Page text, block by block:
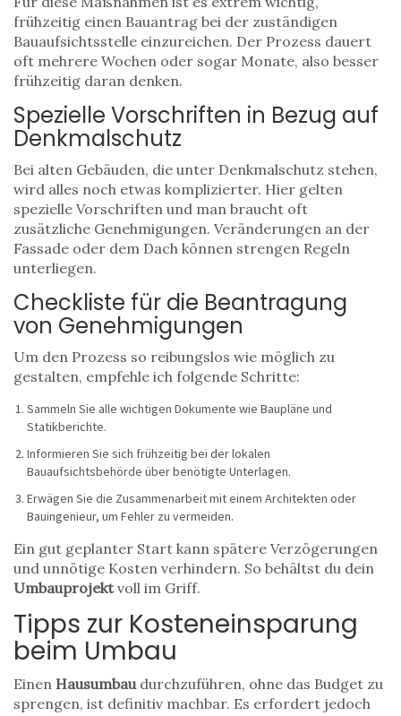
frühzeitig einen Bauantrag bei der zuständigen
Bauaufsichtsstelle einzureichen. Der Prozess dauert
oft mehrere Wochen oder sogar Monate, also besser
frühzeitig daran denken.
Spezielle Vorschriften in Bezug auf
Denkmalschutz
Bei alten Gebäuden, die unter Denkmalschutz stehen,
wird alles noch etwas komplizierter. Hier gelten
spezielle Vorschriften und man braucht oft
zusätzliche Genehmigungen. Veränderungen an der
Fassade oder dem Dach können strengen Regeln
unterliegen.
Checkliste für die Beantragung
von Genehmigungen
Um den Prozess so reibungslos wie möglich zu
gestalten, empfehle ich folgende Schritte:
Sammeln Sie alle wichtigen Dokumente wie Baupläne und
Statikberichte.
Informieren Sie sich frühzeitig bei der lokalen
Bauaufsichtsbehörde über benötigte Unterlagen.
Erwägen Sie die Zusammenarbeit mit einem Architekten oder
Bauingenieur, um Fehler zu vermeiden.
Ein gut geplanter Start kann spätere Verzögerungen
und unnötige Kosten verhindern. So behältst du dein
Umbauprojektvoll im Griff.
Tipps zur Kosteneinsparung
beim Umbau
Einen Hausumbaudurchzuführen, ohne das Budget zu
sprengen, ist definitiv machbar. Es erfordert jedoch